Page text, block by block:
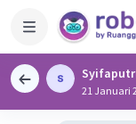
21 Januari